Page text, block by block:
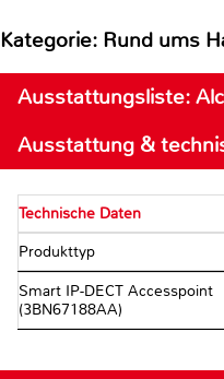
Kategorie: Rund ums
Ausstattungsliste:
Ausstattung &
Technische Daten
Produkttyp
Smart IP-DECT Accesspoint
(3BN67188AA)